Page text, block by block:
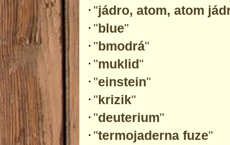
"jádro, atom, atom
"blue"
"bmodrá"
"muklid"
"einstein"
"krizik"
"deuterium"
"termojaderna fuze"